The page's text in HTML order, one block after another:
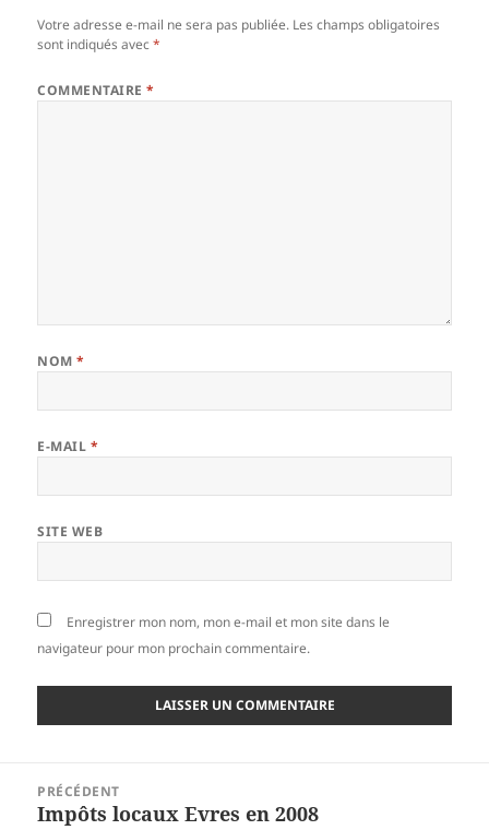
Votre adresse e-mail ne sera pas publiée. Les champs obligatoires
sont indiqués avec*
COMMENTAIRE*
NOM*
E-MAIL *
SITE WEB
Enregistrer mon nom, mon e-mail et mon site dans le
navigateur pour mon prochain commentaire.
PRÉCÉDENT
Article
Impôts locaux Evres en 2008